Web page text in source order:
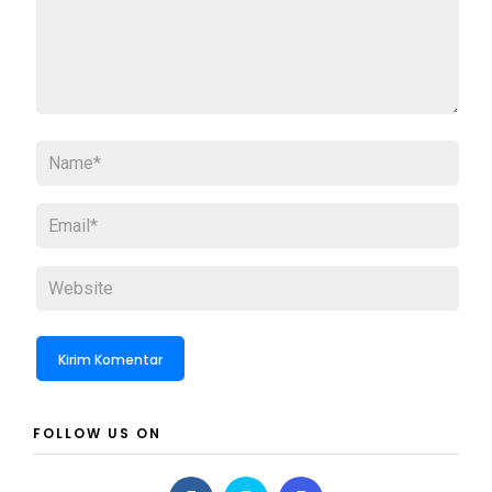
FOLLOW US ON